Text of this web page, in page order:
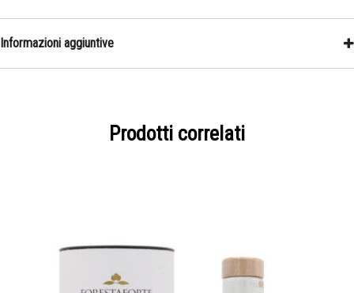
Informazioni aggiuntive
Prodotti correlati